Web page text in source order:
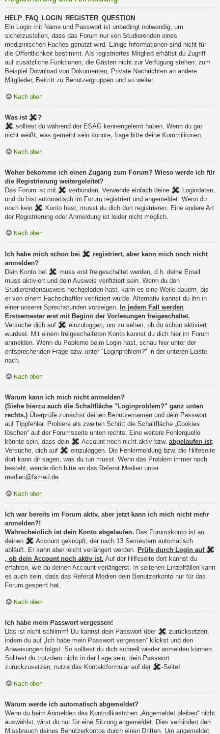
HELP_FAQ_LOGIN_REGISTER_QUESTION
Ein Login mit Name und Passwort ist unbedingt notwendig, um
sicherzustellen, dass das Forum nur von Studierenden eines
medizinischen Faches genutzt wird. Einige Informationen sind nicht für
die Öffentlichkeit bestimmt. Als registriertes Mitglied erhältst du Zugriff
auf zusätzliche Funktionen, die Gästen nicht zur Verfügung stehen: zum
Beispiel Download von Dokumenten, Private Nachrichten an andere
Mitglieder, Beitritt zu Benutzergruppen und so weiter.
Nach oben
Was ist
?
solltest du während der ESAG kennengelernt haben. Wenn du gar
nicht weißt, was gemeint sein könnte, frage bitte deine Kommilitonen.
Nach oben
Woher bekomme ich einen Zugang zum Forum? Wieso werde ich für
die Registrierung weitergeleitet?
Das Forum ist mit
verbunden. Verwende einfach deine
Logindaten,
und du bist automatisch im Forum registriert und angemeldet. Wenn du
noch kein
Konto hast, musst du dich dort registrieren. Eine andere Art
der Registrierung oder Anmeldung ist leider nicht möglich.
Nach oben
Ich habe mich schon bei
registriert, aber kann mich noch nicht
anmelden?
Dein Konto bei
muss erst freigeschaltet werden, d.h. deine Email
muss aktiviert und dein Ausweis verifiziert sein. Wenn du den
Studierendenausweis hochgeladen hast, kann es eine Weile dauern, bis
er von einem Fachschaftler verifiziert wurde. Alternativ kannst du ihn in
einer unserer Sprechstunden vorzeigen. In jedem Fall werden
Erstsemester erst mit Beginn der Vorlesungen freigeschaltet.
Versuche dich auf
einzuloggen, um zu sehen, ob du schon aktiviert
wurdest. Mit einem freigeschalteten Konto kannst du dich hier im Forum
anmelden. Wenn du Pobleme beim Login hast, schau hier unter der
entsprechenden Frage bzw. unter "Loginproblem?" in der unteren Leiste
nach.
Nach oben
Warum kann ich mich nicht anmelden?
(Siehe hierzu auch die Schaltfläche "Loginproblem?" ganz unten
rechts.) Überprüfe zunächst deinen Benutzernamen und dein Passwort
auf Tippfehler. Probiere als zweiten Schritt die Schaltfläche „Cookies
löschen“ auf der Forumsseite unten rechts. Eine weitere Fehlerquelle
könnte sein, dass dein
Account noch nicht aktiv bzw. abgelaufen ist:
Versuche, dich auf
einzuloggen. Die Fehlermeldung bzw. die Hilfeseite
dort kann dir sagen, was du tun musst. Wenn das Problem immer noch
besteht, wende dich bitte an das Referat Medien unter
medien@fsmed.de.
Nach oben
Ich war bereits im Forum aktiv, aber jetzt kann ich mich nicht mehr
anmelden?!
Wahrscheinlich ist dein Konto abgelaufen. Das Forumskonto ist an
deinen
Account geknüpft, der nach 13 Semestern automatisch
abläuft. Er kann aber leicht verlängert werden. Prüfe durch Login auf
, ob dein Account noch aktiv ist. Auf der Hilfeseite dort kannst du
erfahren, wie du deinen Account verlängerst. In seltenen Einzelfällen kann
es auch sein, dass das Referat Medien dein Benutzerkonto nur für das
Forum gesperrt hat.
Nach oben
Ich habe mein Passwort vergessen!
Das ist nicht schlimm! Du kannst dein Passwort über
zurücksetzen,
indem du auf „Ich habe mein Passwort vergessen“ klickst und den
Anweisungen folgst. So solltest du dich schnell wieder anmelden können.
Solltest du trotzdem nicht in der Lage sein, dein Passwort
zurückzusetzen, nutze das Kontaktformular auf der
-Seite!
Nach oben
Warum werde ich automatisch abgemeldet?
Wenn du beim Anmelden das Kontrollkästchen „Angemeldet bleiben“ nicht
auswählst, wirst du nur für eine Sitzung angemeldet. Dies verhindert den
Missbrauch deines Benutzerkontos durch einen Dritten. Um angemeldet